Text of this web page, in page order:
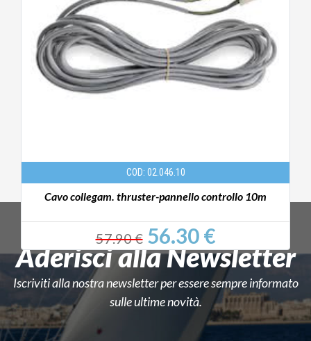
COD: 02.046.10
Cavo collegam. thruster-pannello controllo 10m
57.90 €56.30 €
Aderisci alla Newsletter
Iscriviti alla nostra newsletter per essere sempre informato
sulle ultime novità.